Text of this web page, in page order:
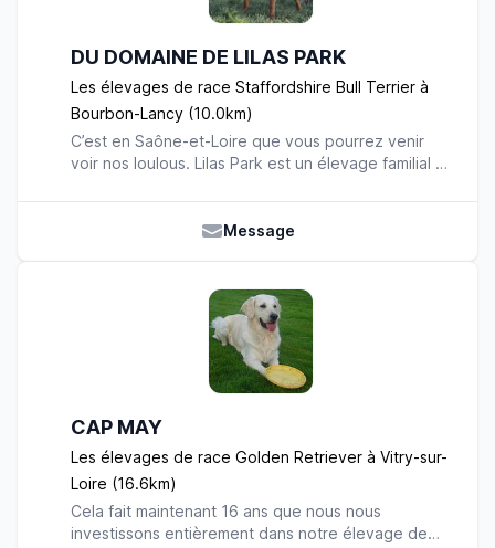
DU DOMAINE DE LILAS PARK
Les élevages de race Staffordshire Bull Terrier à
Bourbon-Lancy (10.0km)
C’est en Saône-et-Loire que vous pourrez venir
voir nos loulous. Lilas Park est un élevage familial et
Staffies. Je vous propose de nous découvrir, en
partie, au fil de ces lignes. Ma rencontre avec nos
Zoé, un Bouvier Bernois pour son tempérament et
son esprit gardien. Par la suite, une deuxième
louloute a été accueillie, une Bouledogue
Française : Maya. Après quelques années, nous
avons été conquis par le fameux Staffordshire Bull
intelligence nous a particulièrement attiré. Notre
passion pour cette race s’est amplifiée à l’arrivée
de Bahia et Fiona. Nous nous sommes rendu
compte que c’est la race qui nous convient le
mieux, mais nous restons toujours attaché au
caractère du bouvier bernois. Notre priorité est
Message
CAP MAY
Les élevages de race Golden Retriever à Vitry-sur-
Loire (16.6km)
Cela fait maintenant 16 ans que nous nous
investissons entièrement dans notre élevage de